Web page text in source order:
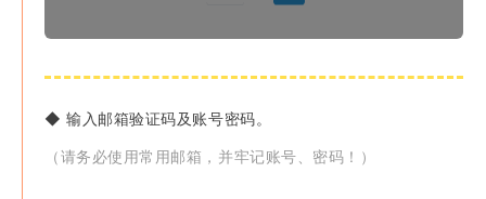
◆ 输入邮箱验证码及账号密码。
（请务必使用常用邮箱，并牢记账号、密码！）